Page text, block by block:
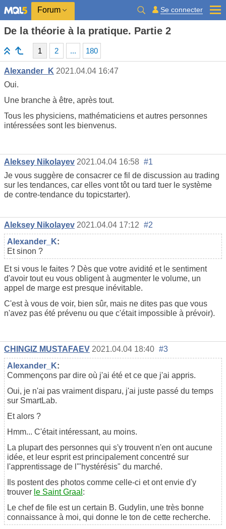
Forum Se connecter
De la théorie à la pratique. Partie 2
1 2 ... 180
Alexander_K 2021.04.04 16:47
Oui.
Une branche à être, après tout.
Tous les physiciens, mathématiciens et autres personnes
intéressées sont les bienvenus.
Aleksey Nikolayev 2021.04.04 16:58 #1
Je vous suggère de consacrer ce fil de discussion au trading
sur les tendances, car elles vont tôt ou tard tuer le système
de contre-tendance du topicstarter).
Aleksey Nikolayev 2021.04.04 17:12 #2
Alexander_K:
Et sinon ?
Et si vous le faites ? Dès que votre avidité et le sentiment
d'avoir tout eu vous obligent à augmenter le volume, un
appel de marge est presque inévitable.
C'est à vous de voir, bien sûr, mais ne dites pas que vous
n'avez pas été prévenu ou que c'était impossible à prévoir).
CHINGIZ MUSTAFAEV 2021.04.04 18:40 #3
Alexander_K:
Commençons par dire où j'ai été et ce que j'ai appris.
Oui, je n'ai pas vraiment disparu, j'ai juste passé du temps
sur SmartLab.
Et alors ?
Hmm... C'était intéressant, au moins.
La plupart des personnes qui s'y trouvent n'en ont aucune
idée, et leur esprit est principalement concentré sur
l'apprentissage de l'"hystérésis" du marché.
Ils postent des photos comme celle-ci et ont envie d'y
trouver le Saint Graal :
Le chef de file est un certain B. Gudylin, une très bonne
connaissance à moi, qui donne le ton de cette recherche.